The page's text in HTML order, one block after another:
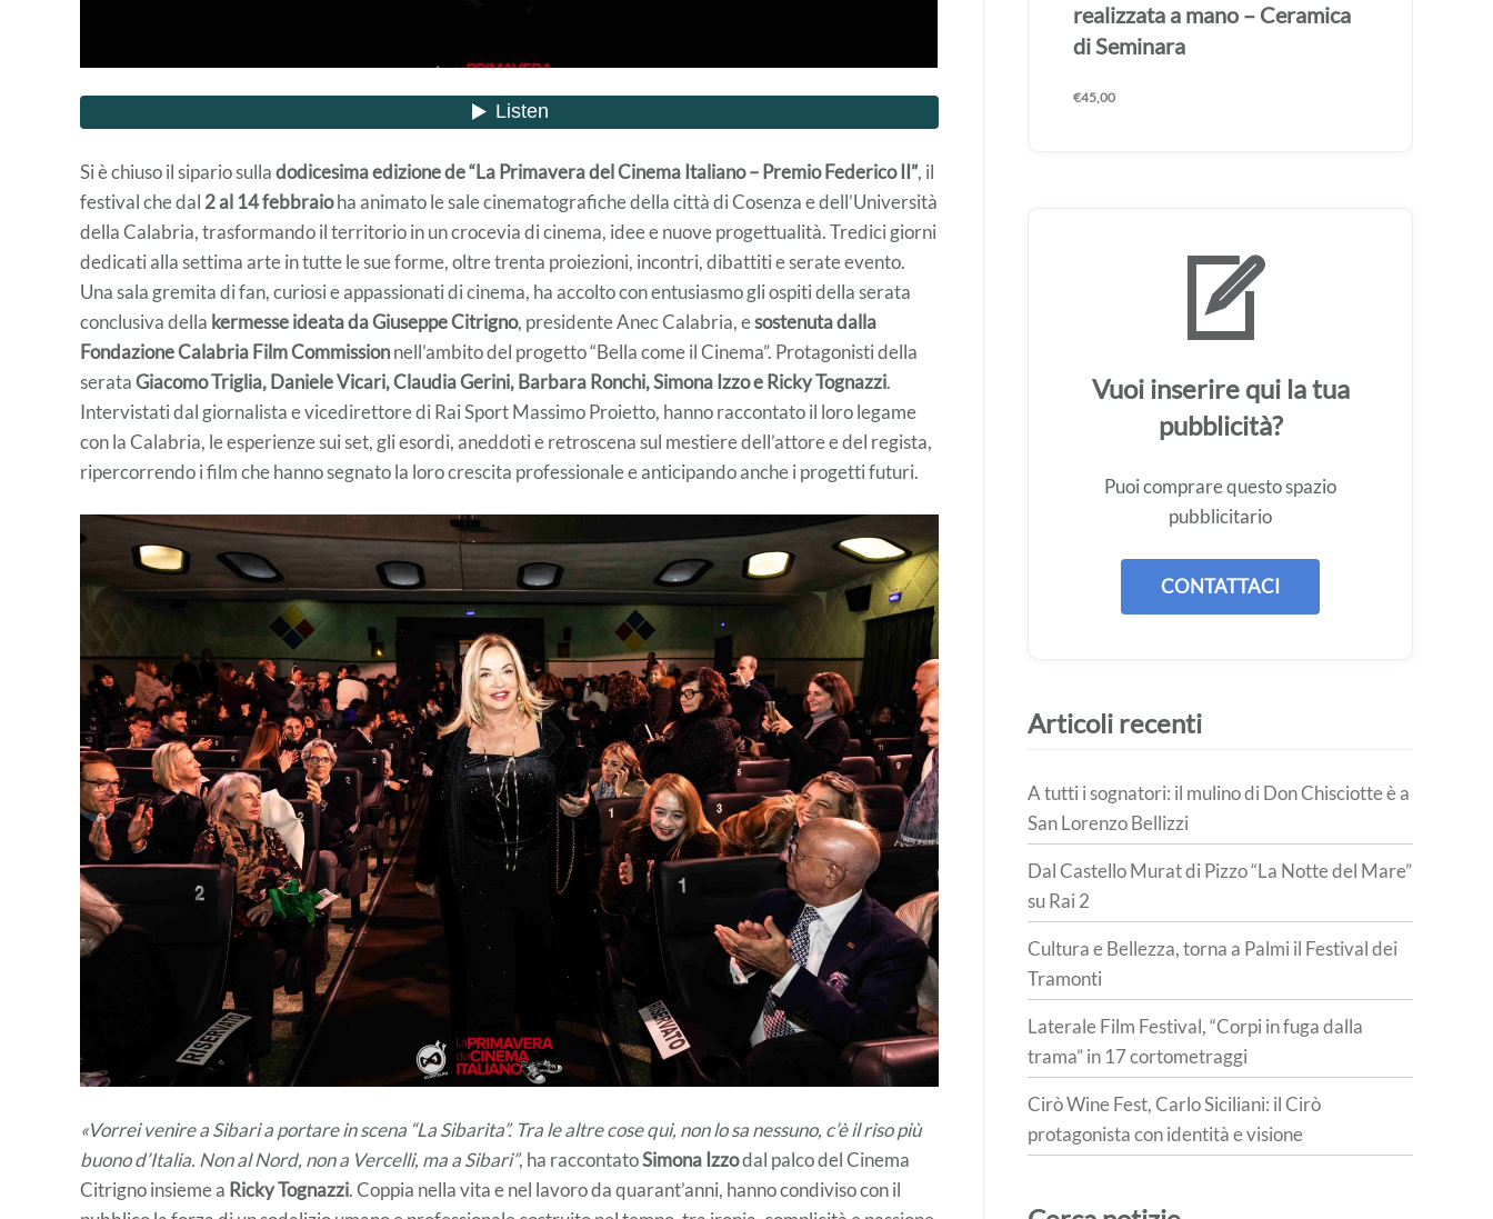
Si è chiuso il sipario sulladodicesima edizione de “La Primavera del Cinema Italiano – Premio Federico II”, il
festival che dal 2 al 14 febbraioha animato le sale cinematografiche della città di Cosenza e dell’Università
della Calabria, trasformando il territorio in un crocevia di cinema, idee e nuove progettualità. Tredici giorni
dedicati alla settima arte in tutte le sue forme, oltre trenta proiezioni, incontri, dibattiti e serate evento.
Una sala gremita di fan, curiosi e appassionati di cinema, ha accolto con entusiasmo gli ospiti della serata
conclusiva della kermesse ideata da Giuseppe Citrigno, presidente Anec Calabria, esostenuta dalla
Fondazione Calabria Film Commissionnell’ambito del progetto “Bella come il Cinema”. Protagonisti della
serataGiacomo Triglia, Daniele Vicari, Claudia Gerini, Barbara Ronchi, Simona Izzo e Ricky Tognazzi.
Intervistati dal giornalista e vicedirettore di Rai Sport Massimo Proietto, hanno raccontato il loro legame
con la Calabria, le esperienze sui set, gli esordi, aneddoti e retroscena sul mestiere dell’attore e del regista,
ripercorrendo i film che hanno segnato la loro crescita professionale e anticipando anche i progetti futuri.
«Vorrei venire a Sibari a portare in scena “La Sibarita”. Tra le altre cose qui, non lo sa nessuno, c’è il riso più
buono d’Italia. Non al Nord, non a Vercelli, ma a Sibari”, ha raccontatoSimona Izzodal palco del Cinema
Citrigno insieme a Ricky Tognazzi. Coppia nella vita e nel lavoro da quarant’anni, hanno condiviso con il
realizzata a mano – Ceramica
di Seminara
€45,00
Vuoi inserire qui la tua
pubblicità?
Puoi comprare questo spazio
pubblicitario
CONTATTACI
Articoli recenti
A tutti i sognatori: il mulino di Don Chisciotte è a
San Lorenzo Bellizzi
Dal Castello Murat di Pizzo “La Notte del Mare”
su Rai 2
Cultura e Bellezza, torna a Palmi il Festival dei
Tramonti
Laterale Film Festival, “Corpi in fuga dalla
trama” in 17 cortometraggi
Cirò Wine Fest, Carlo Siciliani: il Cirò
protagonista con identità e visione